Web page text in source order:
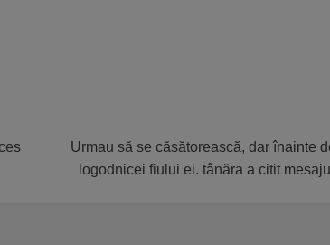
Urmau să se căsătorească, dar înainte
logodnicei fiului ei. tânăra a citit